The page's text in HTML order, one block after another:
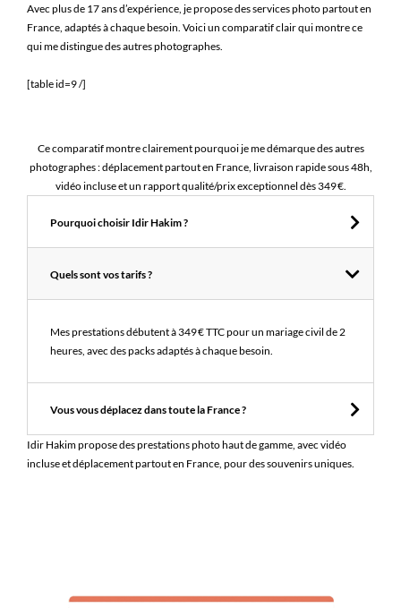
Avec plus de 17 ans d’expérience, je propose des services photo partout en
France, adaptés à chaque besoin. Voici un comparatif clair qui montre ce
qui me distingue des autres photographes.
[table id=9 /]
Ce comparatif montre clairement pourquoi je me démarque des autres
photographes : déplacement partout en France, livraison rapide sous 48h,
vidéo incluse et un rapport qualité/prix exceptionnel dès 349 €.
Pourquoi choisir Idir Hakim ?
Quels sont vos tarifs ?
Mes prestations débutent à 349 € TTC pour un mariage civil de 2
heures, avec des packs adaptés à chaque besoin.
Vous vous déplacez dans toute la France ?
Idir Hakim propose des prestations photo haut de gamme, avec vidéo
incluse et déplacement partout en France, pour des souvenirs uniques.